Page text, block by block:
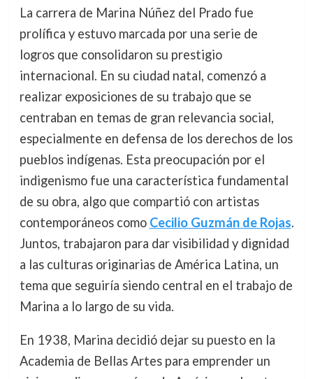
La carrera de Marina Núñez del Prado fue
prolífica y estuvo marcada por una serie de
logros que consolidaron su prestigio
internacional. En su ciudad natal, comenzó a
realizar exposiciones de su trabajo que se
centraban en temas de gran relevancia social,
especialmente en defensa de los derechos de los
pueblos indígenas. Esta preocupación por el
indigenismo fue una característica fundamental
de su obra, algo que compartió con artistas
contemporáneos como Cecilio Guzmán de Rojas.
Juntos, trabajaron para dar visibilidad y dignidad
a las culturas originarias de América Latina, un
tema que seguiría siendo central en el trabajo de
Marina a lo largo de su vida.
En 1938, Marina decidió dejar su puesto en la
Academia de Bellas Artes para emprender un